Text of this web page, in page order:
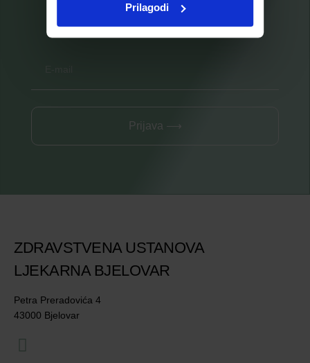
Prilagodi
Prijavite se na listu za novosti
Prijava ⟶
ZDRAVSTVENA USTANOVA
LJEKARNA BJELOVAR
Petra Preradovića 4
43000 Bjelovar